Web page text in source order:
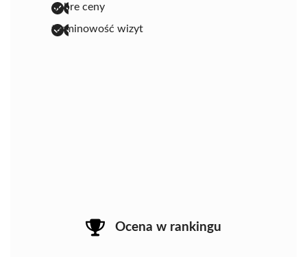
dobre ceny
terminowość wizyt
Ocena w rankingu